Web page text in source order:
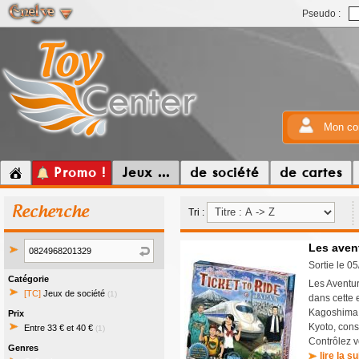
Pseudo :
Mon
Promo ! Jeux ... de société de cartes
Recherche
Catégorie
[TC] Jeux de société (1)
Prix
Entre 33 € et 40 € (1)
Genres
Tri :
Les
Sortie le
Les
dans cette
Kyoto,
Contrôlez
lire la